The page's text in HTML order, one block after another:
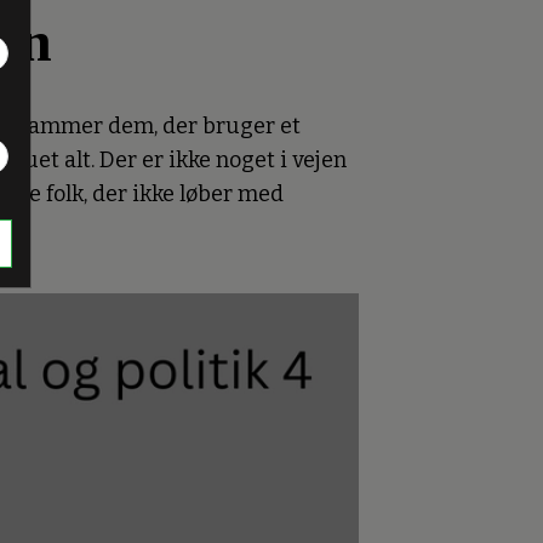
rammer dem, der bruger et
alt. Der er ikke noget i vejen
folk, der ikke løber med